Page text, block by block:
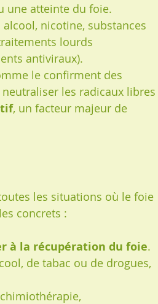
une atteinte du foie.
alcool, nicotine, substances
lourds
antiviraux).
le confirment des
neutraliser les radicaux libres
, un facteur majeur de
les situations où le foie
concrets :
à la récupération du foie.
de tabac ou de drogues,